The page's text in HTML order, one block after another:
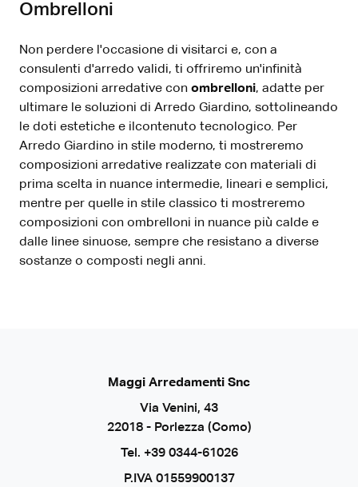
Ombrelloni
Non perdere l'occasione di visitarci e, con a
consulenti d'arredo validi, ti offriremo un'infinità
composizioni arredative con ombrelloni, adatte per
ultimare le soluzioni di Arredo Giardino, sottolineando
le doti estetiche e ilcontenuto tecnologico. Per
Arredo Giardino in stile moderno, ti mostreremo
composizioni arredative realizzate con materiali di
prima scelta in nuance intermedie, lineari e semplici,
mentre per quelle in stile classico ti mostreremo
composizioni con ombrelloni in nuance più calde e
dalle linee sinuose, sempre che resistano a diverse
sostanze o composti negli anni.
Maggi Arredamenti Snc
Via Venini, 43
22018 - Porlezza (Como)
Tel. +39 0344-61026
P.IVA 01559900137